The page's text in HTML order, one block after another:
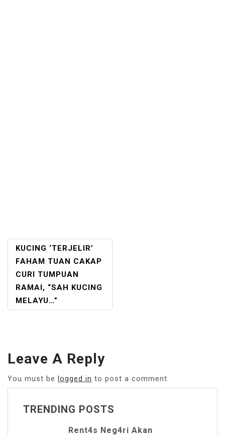
POST
NAVIGATION
KUCING ‘TERJELIR’
FAHAM TUAN CAKAP
CURI TUMPUAN
RAMAI, “SAH KUCING
MELAYU…”
Leave A Reply
You must be logged in to post a comment.
TRENDING POSTS
Rent4s Neg4ri Akan